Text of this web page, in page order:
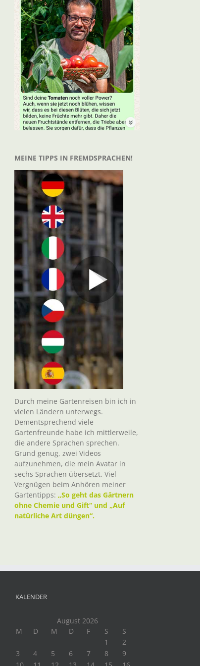
MEINE TIPPS IN FREMDSPRACHEN!
Durch meine Gartenreisen bin ich in
vielen Ländern unterwegs.
Dementsprechend viele
Gartenfreunde habe ich mittlerweile,
die andere Sprachen sprechen.
Grund genug, zwei Videos
aufzunehmen, die mein Avatar in
sechs Sprachen übersetzt. Viel
Vergnügen beim Anhören meiner
Gartentipps: „So geht das Gärtnern
ohne Chemie und Gift“ und „Auf
natürliche Art düngen“.
KALENDER
August 2026
M
D M D F S
S
1
2
3
4 5 6 7 8
9